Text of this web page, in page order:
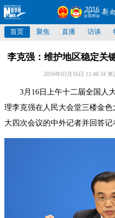
首页 聚焦 直播 访谈
李克强：维护地区稳定关
2016年03月16日 11:48:34来
3月16日上午十二届全国人大
理李克强在人民大会堂三楼金色
大四次会议的中外记者并回答记